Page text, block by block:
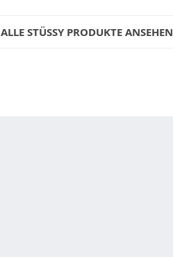
ALLE STÜSSY PRODUKTE ANSEHEN